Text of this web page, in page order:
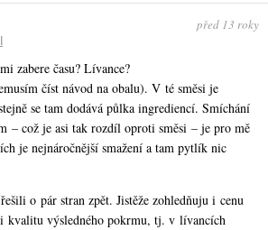
před 13 roky
zabere času? Lívance?
číst návod na obalu). V té směsi je
se tam dodává půlka ingrediencí. Smíchání
– což je asi tak rozdíl oproti směsi – je pro mě
je nejnáročnější smažení a tam pytlík nic
o pár stran zpět. Jistěže zohledňuju i cenu
kvalitu výsledného pokrmu, tj. v lívancích